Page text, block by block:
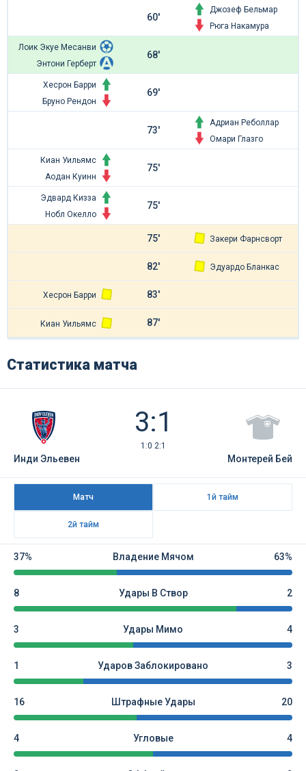
60'
Джозеф Бельмар
Рюга Накамура
Лоик Экуе Месанви
Энтони Герберт
68'
Хесрон Барри
Бруно Рендон
69'
73'
Адриан Реболлар
Омари Глазго
Киан Уильямc
Аодан Куинн
75'
Эдвард Кизза
Нобл Окелло
75'
75' Закери Фарнсворт
82' Эдуардо Бланкас
Хесрон Барри 83'
Киан Уильямc 87'
Статистика матча
3:1
1:0 2:1
Инди Эльевен Монтерей Бей
Матч 1й тайм
2й тайм
37% Владение Мячом 63%
8 Удары В Створ 2
3 Удары Мимо 4
1 Ударов Заблокировано 3
16 Штрафные Удары 20
4 Угловые 4